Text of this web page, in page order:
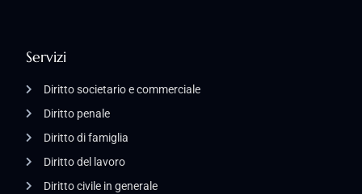
Servizi
Diritto societario e commerciale
Diritto penale
Diritto di famiglia
Diritto del lavoro
Diritto civile in generale